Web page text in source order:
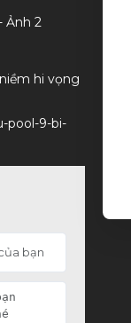
hi vọng
pool-9-bi-